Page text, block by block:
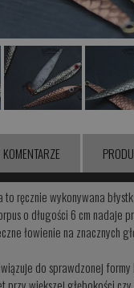
KOMENTARZE
to ręcznie wykonywana
o długości 6 cm
łowienie na znacznych
do sprawdzonej